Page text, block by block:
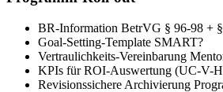
BR-Information BetrVG § 96-98 +
Goal-Setting-Template SMART?
Vertraulichkeits-Vereinbarung
KPIs für ROI-Auswertung (UC-V-
Revisionssichere Archivierung